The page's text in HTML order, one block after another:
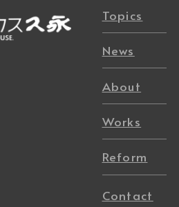
Topics
News
About
Works
Reform
Contact